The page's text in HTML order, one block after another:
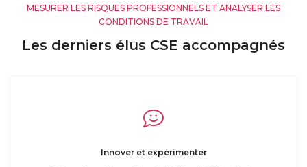
MESURER LES RISQUES PROFESSIONNELS ET ANALYSER LES
CONDITIONS DE TRAVAIL
Les derniers élus CSE accompagnés
Innover et expérimenter